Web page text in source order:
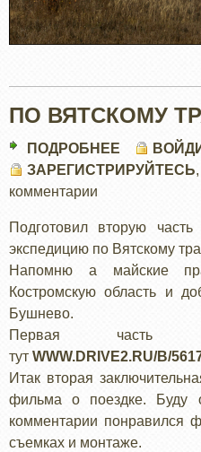
ПО ВЯТСКОМУ
ПОДРОБНЕЕ
ПО
(ЧАСТЬ
2)
ЗАРЕГИСТРИРУЙТЕСЬ
комментарии
Подготовил вторую
экспедицию по Вятскому
Напомню а майские
Костромскую область и
Бушнево.
Первая часть
тут WWW.DRIVE2.RU/B/
Итак вторая
фильма о поездке. Буду
комментарии понравился
съемках и монтаже.